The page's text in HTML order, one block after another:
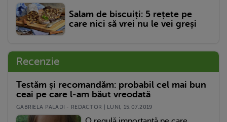
Salam de biscuiți: 5 rețete pe
care nici să vrei nu le vei greși
Recenzie
Testăm și recomandăm: probabil cel mai bun
ceai pe care l-am băut vreodată
GABRIELA PALADI - REDACTOR | LUNI, 15.07.2019